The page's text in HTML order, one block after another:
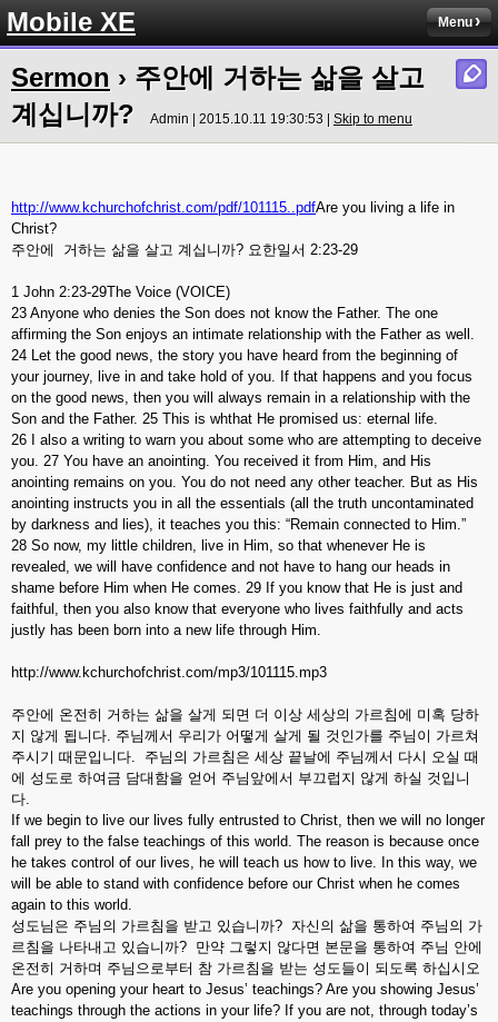
Mobile XE Menu
Sermon › 주안에 거하는 삶을 살고
계십니까?
Admin | 2015.10.11 19:30:53 | Skip to menu
http://www.kchurchofchrist.com/pdf/101115..pdfAre you living a life in
Christ?
주안에 거하는 삶을 살고 계십니까? 요한일서 2:23-29
1 John 2:23-29The Voice (VOICE)
23 Anyone who denies the Son does not know the Father. The one
affirming the Son enjoys an intimate relationship with the Father as well.
24 Let the good news, the story you have heard from the beginning of
your journey, live in and take hold of you. If that happens and you focus
on the good news, then you will always remain in a relationship with the
Son and the Father. 25 This is whthat He promised us: eternal life.
26 I also a writing to warn you about some who are attempting to deceive
you. 27 You have an anointing. You received it from Him, and His
anointing remains on you. You do not need any other teacher. But as His
anointing instructs you in all the essentials (all the truth uncontaminated
by darkness and lies), it teaches you this: “Remain connected to Him.”
28 So now, my little children, live in Him, so that whenever He is
revealed, we will have confidence and not have to hang our heads in
shame before Him when He comes. 29 If you know that He is just and
faithful, then you also know that everyone who lives faithfully and acts
justly has been born into a new life through Him.
http://www.kchurchofchrist.com/mp3/101115.mp3
주안에 온전히 거하는 삶을 살게 되면 더 이상 세상의 가르침에 미혹 당하
지 않게 됩니다. 주님께서 우리가 어떻게 살게 될 것인가를 주님이 가르쳐
주시기 때문입니다. 주님의 가르침은 세상 끝날에 주님께서 다시 오실 때
에 성도로 하여금 담대함을 얻어 주님앞에서 부끄럽지 않게 하실 것입니
다.
If we begin to live our lives fully entrusted to Christ, then we will no longer
fall prey to the false teachings of this world. The reason is because once
he takes control of our lives, he will teach us how to live. In this way, we
will be able to stand with confidence before our Christ when he comes
again to this world.
성도님은 주님의 가르침을 받고 있습니까? 자신의 삶을 통하여 주님의 가
르침을 나타내고 있습니까? 만약 그렇지 않다면 본문을 통하여 주님 안에
온전히 거하며 주님으로부터 참 가르침을 받는 성도들이 되도록 하십시오
Are you opening your heart to Jesus’ teachings? Are you showing Jesus’
teachings through the actions in your life? If you are not, through today’s